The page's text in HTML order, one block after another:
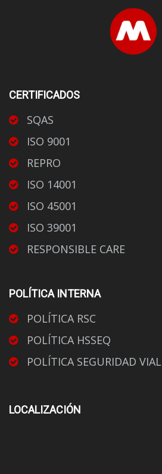
CERTIFICADOS
SQAS
ISO 9001
REPRO
ISO 14001
ISO 45001
ISO 39001
RESPONSIBLE CARE
POLÍTICA INTERNA
POLÍTICA RSC
POLÍTICA HSSEQ
POLÍTICA SEGURIDAD VIAL
LOCALIZACIÓN